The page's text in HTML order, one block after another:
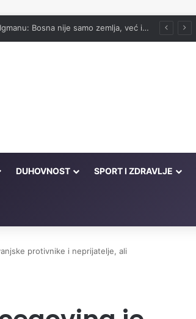
kucali na vrata Njegove milosti
DUHOVNOST SPORT I ZDRAVLJE
protivnike i neprijatelje, ali